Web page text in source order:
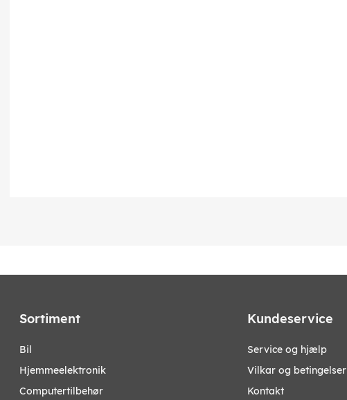
Sortiment
bil
hjemmeelektronik
computertilbehør
Kundeservice
Service og hjælp
Vilkar og betingelser
Kontakt